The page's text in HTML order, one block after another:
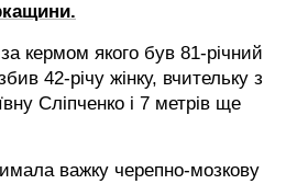
кермом якого був 81-річний
42-річу жінку, вчительку з
Сліпченко і 7 метрів ще
важку черепно-мозкову